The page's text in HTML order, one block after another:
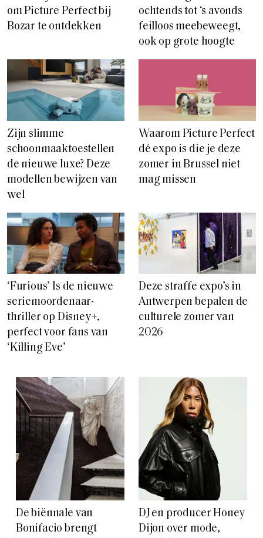
om Picture Perfect bij
Bozar te ontdekken
ochtends tot ‘s avonds
feilloos meebeweegt,
ook op grote hoogte
Zijn slimme
schoonmaaktoestellen
de nieuwe luxe? Deze
modellen bewijzen van
wel
Waarom Picture Perfect
dé expo is die je deze
zomer in Brussel niet
mag missen
‘Furious’ Is de nieuwe
seriemoordenaar-
thriller op Disney+,
perfect voor fans van
‘Killing Eve’
Deze straffe expo’s in
Antwerpen bepalen de
culturele zomer van
2026
De biënnale van
Bonifacio brengt
DJ en producer Honey
Dijon over mode,